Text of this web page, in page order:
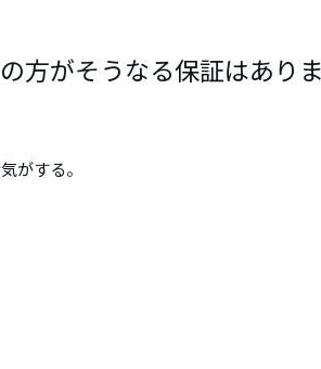
方がそうなる保証はあり
がする。